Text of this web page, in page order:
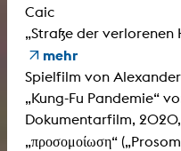
Caic
„Straße der verlorenen
mehr
Spielfilm von
„Kung-Fu Pandemie“
Dokumentarfilm, 2020,
„προσομοίωση“